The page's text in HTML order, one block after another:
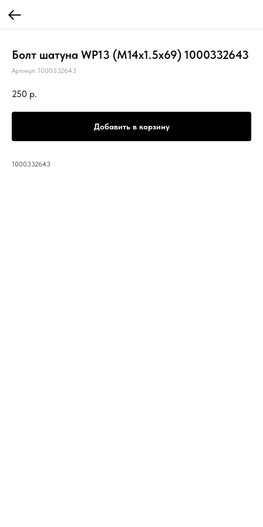
Болт шатуна WP13 (M14x1.5x69) 1000332643
Артикул: 1000332643
250 р.
Добавить в корзину
1000332643